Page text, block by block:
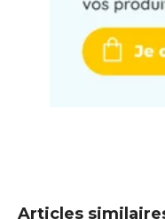
Articles